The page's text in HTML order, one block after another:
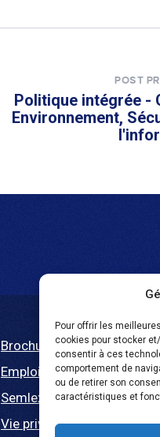
Pour offrir les
cookies pour stocker
consentir à ces
comportement de
ou de retirer son
caractéristiques et
POST
Politique intégrée -
Environnement,
Brochure
Emploi
Semlex For Education
Vie privée